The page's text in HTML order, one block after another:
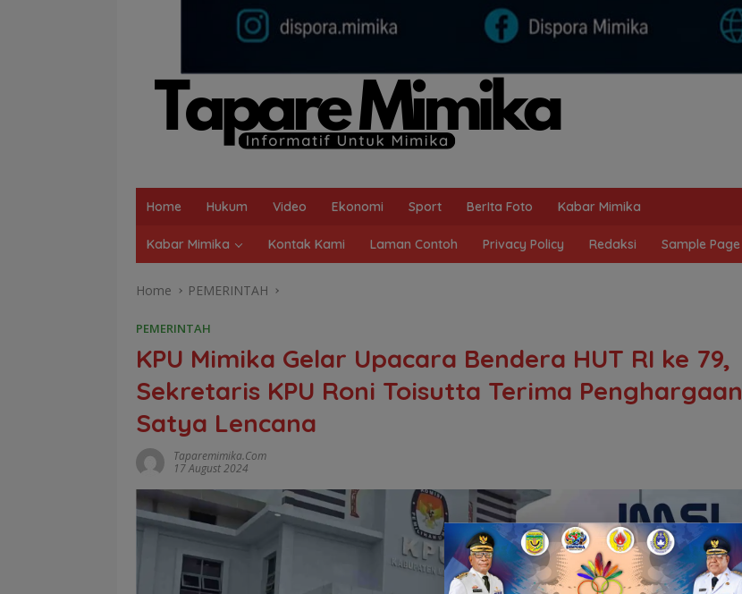
Home Hukum Video Ekonomi Sport BerIta Foto Kabar Mimika
Kabar Mimika Kontak Kami Laman Contoh Privacy Policy Redaksi Sample Page
Home PEMERINTAH
PEMERINTAH
KPU Mimika Gelar Upacara Bendera HUT RI ke 79,
Sekretaris KPU Roni Toisutta Terima Penghargaan
Satya Lencana
Taparemimika.com
17 August 2024